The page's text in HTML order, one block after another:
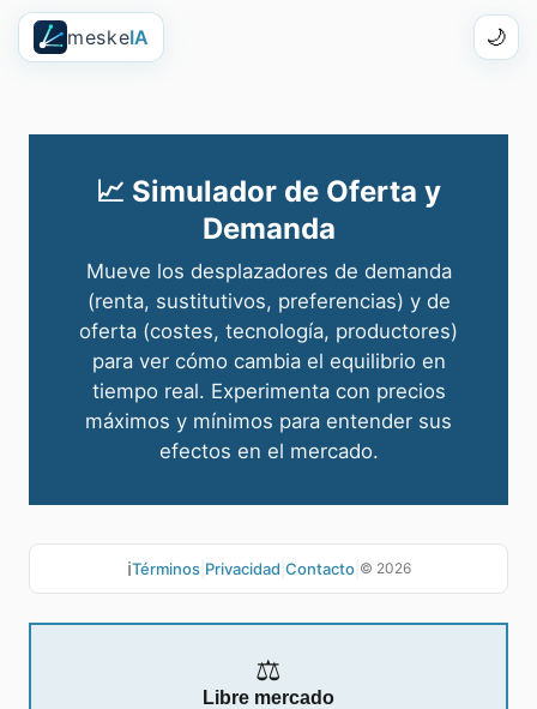
meskeIA 🌙
📈 Simulador de Oferta y
Demanda
Mueve los desplazadores de demanda
(renta, sustitutivos, preferencias) y de
oferta (costes, tecnología, productores)
para ver cómo cambia el equilibrio en
tiempo real. Experimenta con precios
máximos y mínimos para entender sus
efectos en el mercado.
ℹ️Términos| Privacidad Contacto| © 2026
⚖️
Libre mercado